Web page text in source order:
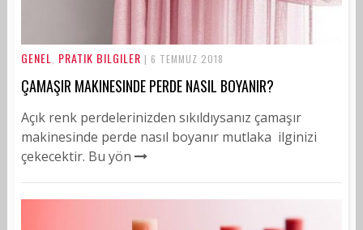
GENEL PRATIK BILGILER | 6 TEMMUZ 2018
ÇAMAŞIR MAKINESINDE PERDE NASIL BOYANIR?
Açık renk perdelerinizden sıkıldıysanız çamaşır
makinesinde perde nasıl boyanır mutlaka ilginizi
çekecektir. Bu yön